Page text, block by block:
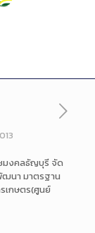
ชมงคลธัญบุรี จัด
ฒนา มาตรฐาน
เกษตร(ศูนย์